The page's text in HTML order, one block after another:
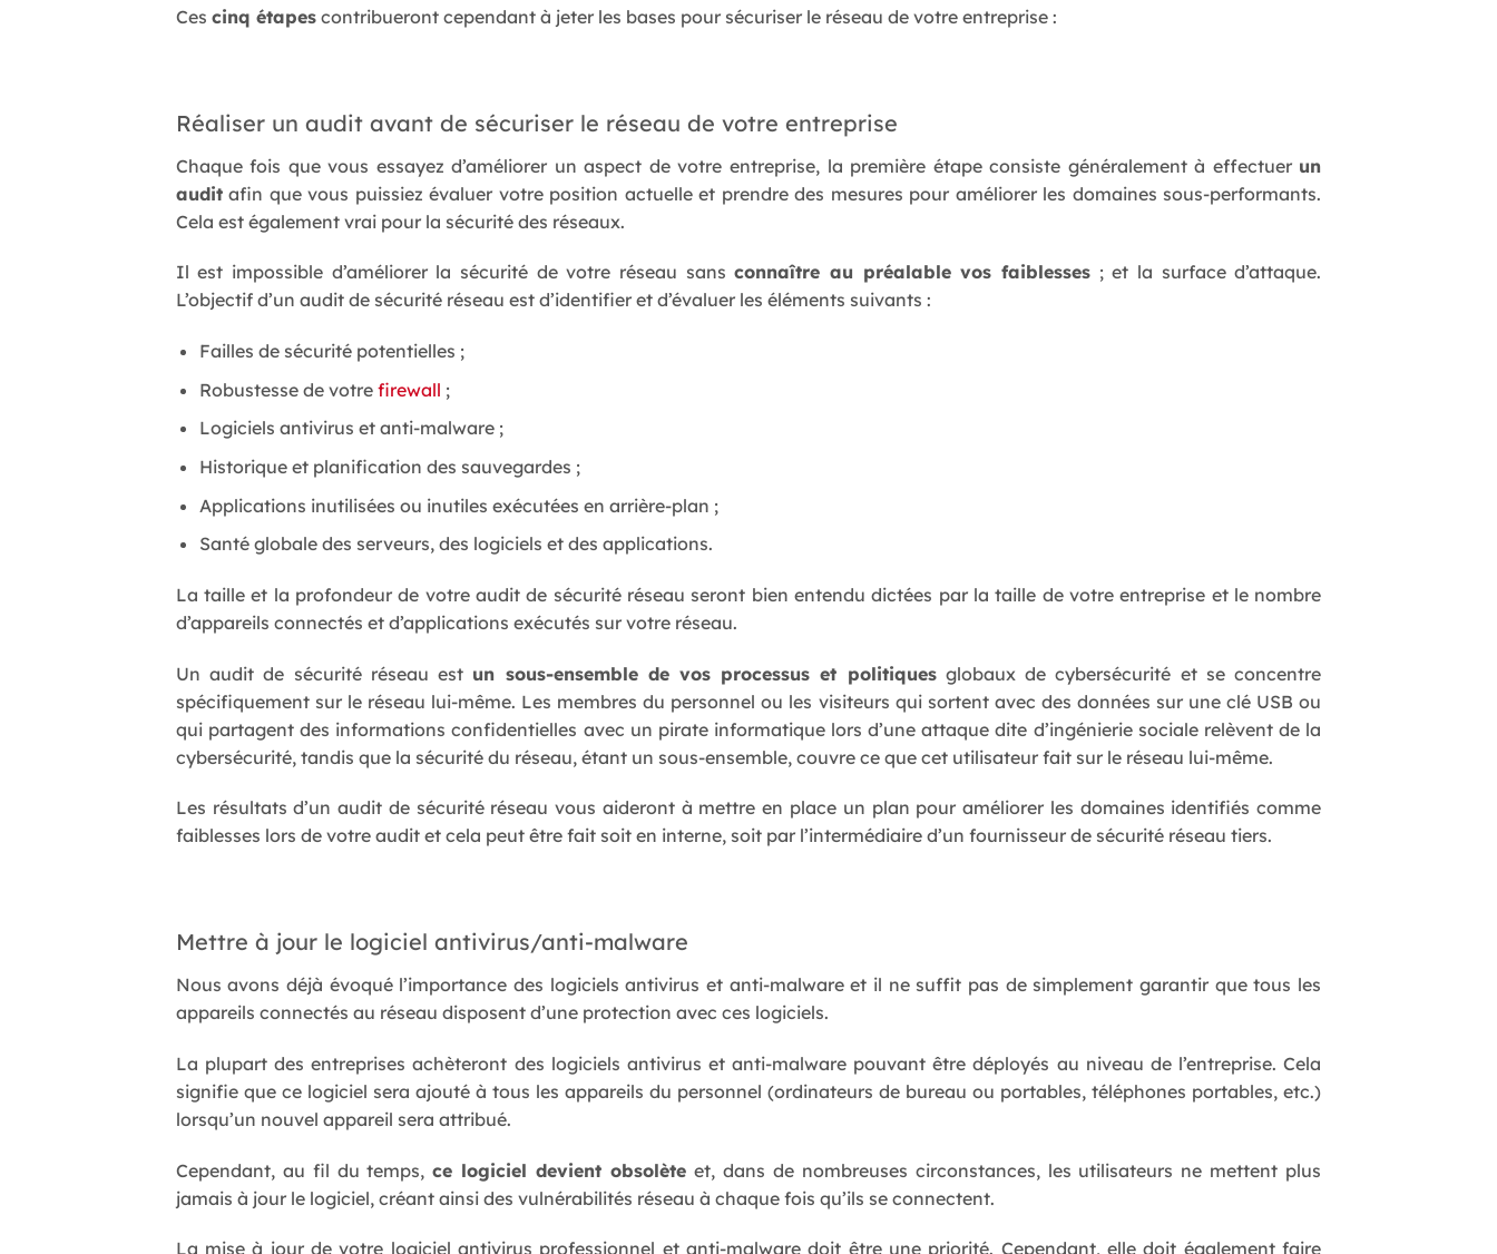
Ces cinq étapescontribueront cependant à jeter les bases pour sécuriser le réseau de votre entreprise :
Réaliser un audit avant de sécuriser le réseau de votre entreprise
Chaque fois que vous essayez d’améliorer un aspect de votre entreprise, la première étape consiste généralement à effectuer un
auditafin que vous puissiez évaluer votre position actuelle et prendre des mesures pour améliorer les domaines sous-performants.
Cela est également vrai pour la sécurité des réseaux.
Il est impossible d’améliorer la sécurité de votre réseau sansconnaître au préalable vos faiblesses; et la surface d’attaque.
L’objectif d’un audit de sécurité réseau est d’identifier et d’évaluer les éléments suivants :
Failles de sécurité potentielles ;
Robustesse de votre firewall ;
Logiciels antivirus et anti-malware ;
Historique et planification des sauvegardes ;
Applications inutilisées ou inutiles exécutées en arrière-plan ;
Santé globale des serveurs, des logiciels et des applications.
La taille et la profondeur de votre audit de sécurité réseau seront bien entendu dictées par la taille de votre entreprise et le nombre
d’appareils connectés et d’applications exécutés sur votre réseau.
Un audit de sécurité réseau est un sous-ensemble de vos processus et politiquesglobaux de cybersécurité et se concentre
spécifiquement sur le réseau lui-même. Les membres du personnel ou les visiteurs qui sortent avec des données sur une clé USB ou
qui partagent des informations confidentielles avec un pirate informatique lors d’une attaque dite d’ingénierie sociale relèvent de la
cybersécurité, tandis que la sécurité du réseau, étant un sous-ensemble, couvre ce que cet utilisateur fait sur le réseau lui-même.
Les résultats d’un audit de sécurité réseau vous aideront à mettre en place un plan pour améliorer les domaines identifiés comme
faiblesses lors de votre audit et cela peut être fait soit en interne, soit par l’intermédiaire d’un fournisseur de sécurité réseau tiers.
Mettre à jour le logiciel antivirus/anti-malware
Nous avons déjà évoqué l’importance des logiciels antivirus et anti-malware et il ne suffit pas de simplement garantir que tous les
appareils connectés au réseau disposent d’une protection avec ces logiciels.
La plupart des entreprises achèteront des logiciels antivirus et anti-malware pouvant être déployés au niveau de l’entreprise. Cela
signifie que ce logiciel sera ajouté à tous les appareils du personnel (ordinateurs de bureau ou portables, téléphones portables, etc.)
lorsqu’un nouvel appareil sera attribué.
Cependant, au fil du temps,ce logiciel devient obsolète et, dans de nombreuses circonstances, les utilisateurs ne mettent plus
jamais à jour le logiciel, créant ainsi des vulnérabilités réseau à chaque fois qu’ils se connectent.
La mise à jour de votre logiciel antivirus professionnel et anti-malware doit être une priorité. Cependant, elle doit également faire